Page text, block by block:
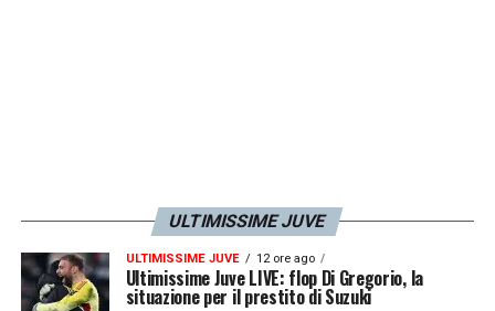
ULTIMISSIME JUVE
ULTIMISSIME JUVE 12 ore ago
Ultimissime Juve LIVE: flop Di Gregorio, la
situazione per il prestito di Suzuki